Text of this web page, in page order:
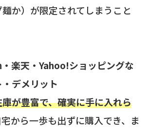
麺か）が限定されてしまうこと
楽天・Yahoo!ショッピングな
デメリット
庫が豊富で、確実に手に入れら
から一歩も出ずに購入でき、ま